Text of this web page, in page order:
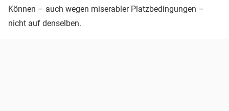
Können – auch wegen miserabler Platzbedingungen –
nicht auf denselben.